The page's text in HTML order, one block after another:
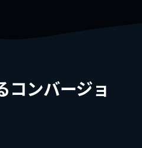
コンバージョ